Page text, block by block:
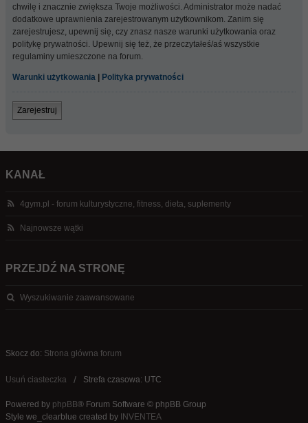
chwilę i znacznie zwiększa Twoje możliwości. Administrator może nadać
dodatkowe uprawnienia zarejestrowanym użytkownikom. Zanim się
zarejestrujesz, upewnij się, czy znasz nasze warunki użytkowania oraz
politykę prywatności. Upewnij się też, że przeczytałeś/aś wszystkie
regulaminy umieszczone na forum.
Warunki użytkowania Polityka prywatności
Zarejestruj
KANAŁ
4gym.pl - forum kulturystyczne, fitness, dieta, suplementy
Najnowsze wątki
PRZEJDŹ NA STRONĘ
Wyszukiwanie zaawansowane
Skocz do: Strona główna forum
Usuń ciasteczka Strefa czasowa: UTC
Powered by phpBB® Forum Software © phpBB Group
Style we_clearblue created by INVENTEA